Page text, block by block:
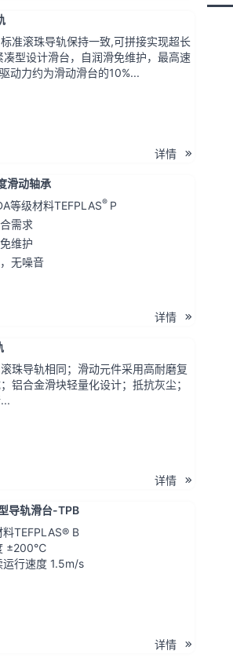
准滚珠导轨保持一致,可拼接实现超长
凑型设计滑台，自润滑免维护，最高速
动力约为滑动滑台的10%...
详情
滑动轴承
等级材料TEFPLAS® P
需求
维护
无噪音
详情
珠导轨相同；滑动元件采用高耐磨复
铝合金滑块轻量化设计；抵抗灰尘；
详情
导轨滑台-TPB
TEFPLAS® B
±200℃
行速度 1.5m/s
详情